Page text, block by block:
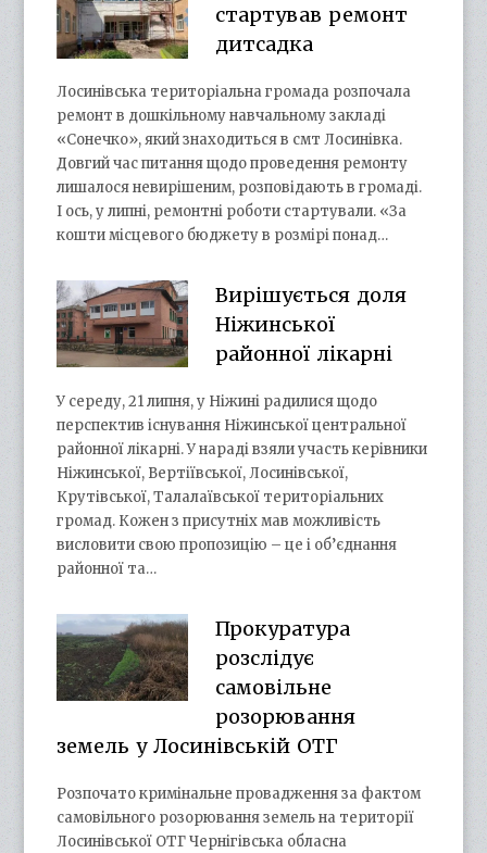
стартував ремонт
дитсадка
Лосинівська територіальна громада розпочала
ремонт в дошкільному навчальному закладі
«Сонечко», який знаходиться в смт Лосинівка.
Довгий час питання щодо проведення ремонту
лишалося невирішеним, розповідають в громаді.
І ось, у липні, ремонтні роботи стартували. «За
кошти місцевого бюджету в розмірі понад…
Вирішується доля
Ніжинської
районної лікарні
У середу, 21 липня, у Ніжині радилися щодо
перспектив існування Ніжинської центральної
районної лікарні. У нараді взяли участь керівники
Ніжинської, Вертіївської, Лосинівської,
Крутівської, Талалаївської територіальних
громад. Кожен з присутніх мав можливість
висловити свою пропозицію – це і об’єднання
районної та…
Прокуратура
розслідує
самовільне
розорювання
земель у Лосинівській ОТГ
Розпочато кримінальне провадження за фактом
самовільного розорювання земель на території
Лосинівської ОТГ Чернігівська обласна